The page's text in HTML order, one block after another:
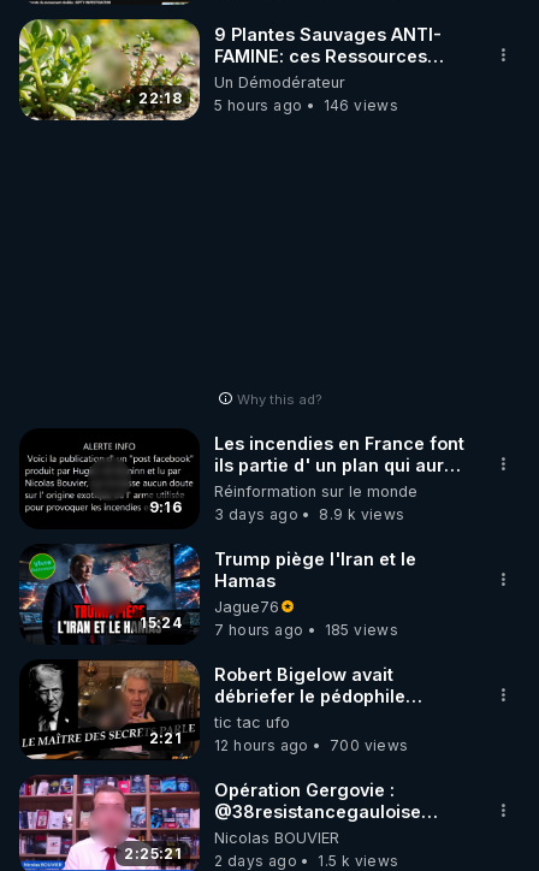
22:18
9 Plantes Sauvages ANTI-
FAMINE: ces Ressources
JARDIN&des Haies
Un Démodérateur
5 hours ago
146 views
Why this ad?
9:16
Les incendies en France font
ils partie d' un plan qui aurait
débuté le 11 septembre 2001
?
Réinformation sur le monde
3 days ago
8.9 k views
15:24
Trump piège l'Iran et le
Hamas
Jague76
7 hours ago
185 views
2:21
Robert Bigelow avait
débriefer le pédophile
génocidaire de donald j
trump
tic tac ufo
12 hours ago
700 views
2:25:21
Opération Gergovie :
‪@38resistancegauloise‬
‪@MarionSigautOfficiel‬
‪@gladysriifard5710‬ Laëtitia
Nicolas BOUVIER
2 days ago
1.5 k views